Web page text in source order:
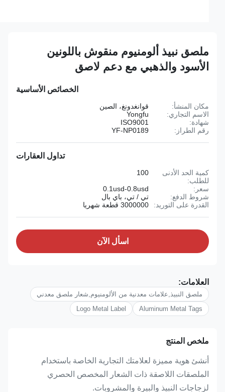
ملصق نبيذ ألومنيوم منقوش باللونين
الأسود والذهبي مع دعم لاصق
الخصائص الأساسية
مكان المنشأ:
قوانغدونغ، الصين
الاسم التجاري:
Yongfu
شهادة:
ISO9001
رقم الطراز:
YF-NP0189
تداول العقارات
كمية الحد الأدنى
للطلب:
100
0.1usd-0.8usd
شروط الدفع:
تي / تي، باي بال
القدرة على التوريد:
3000000 قطعة شهريا
اسأل الآن
العلامات:
ملصق النبيذ,علامات معدنية من الألومنيوم,شعار ملصق معدني
Aluminum Metal Tags
Logo Metal Label
ملخص المنتج
أنشئ هوية مميزة لعلامتك التجارية الخاصة باستخدام
الملصقات اللاصقة ذات الشعار المخصص الحصري
لزجاجات النبيذ والبيرة والمشروبات.